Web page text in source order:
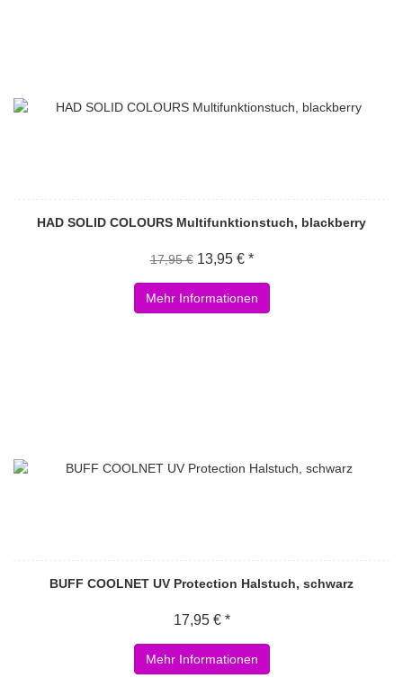
HAD SOLID COLOURS Multifunktionstuch, blackberry
17,95 € 13,95 € *
Mehr Informationen
BUFF COOLNET UV Protection Halstuch, schwarz
17,95 € *
Mehr Informationen